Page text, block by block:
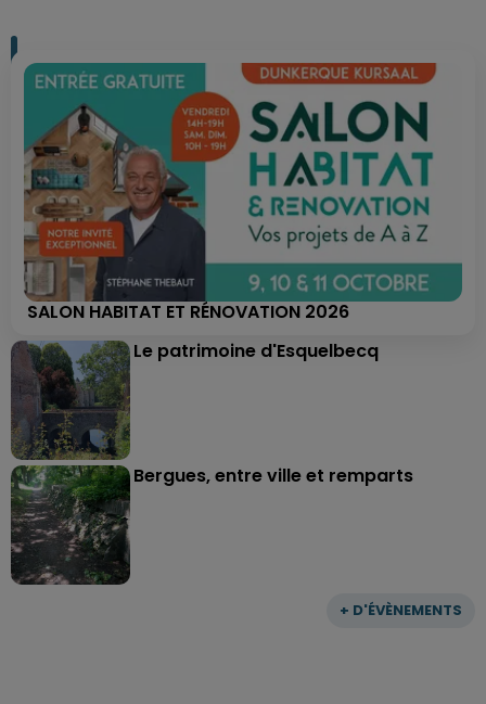
+ D'ÉVÈNEMENTS
SALON HABITAT ET RÉNOVATION 2026
Le patrimoine d'Esquelbecq
Bergues, entre ville et remparts